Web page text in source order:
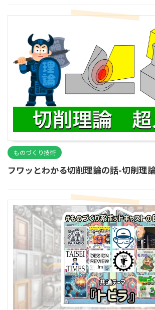
ものづくり技術
フワッとわかる切削理論の話-切削理